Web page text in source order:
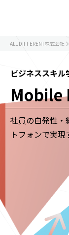
ALL DIFFERENT株式会社
ビジネススキル
Mobile
社員の自発性・
トフォンで実